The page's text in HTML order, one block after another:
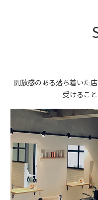
開放感のある落ち着いた
受けるこ